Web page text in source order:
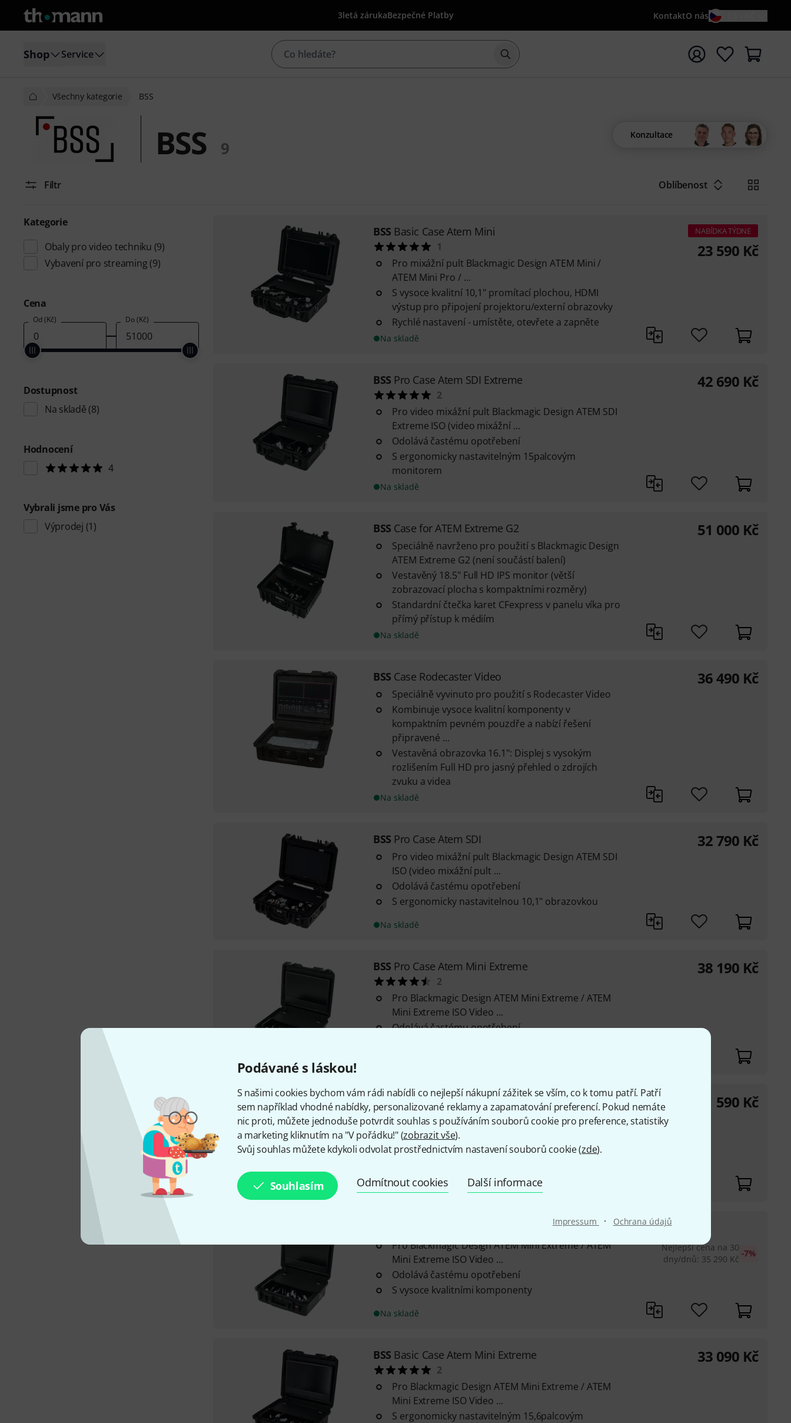
Podávané s láskou!
S našimi cookies bychom vám rádi nabídli co nejlepší nákupní zážitek se vším, co k tomu patří. Patří
sem například vhodné nabídky, personalizované reklamy a zapamatování preferencí. Pokud nemáte
nic proti, můžete jednoduše potvrdit souhlas s používáním souborů cookie pro preference, statistiky
a marketing kliknutím na "V pořádku!" (zobrazit vše).
Svůj souhlas můžete kdykoli odvolat prostřednictvím nastavení souborů cookie (zde).
Souhlasím Odmítnout cookies Další informace
Impressum · Ochrana údajů
3letá zárukaBezpečné Platby KontaktO nás
Shop Service Začít vyhledávání s vyhledávaným výrazem {searchTerm}
Všechny kategorie BSS
BSS 9
Konzultace
Filtr Oblíbenost
Kategorie
Obaly pro video techniku (9)
Vybavení pro streaming (9)
Cena
Od (Kč) Do (Kč)
Dostupnost
Na skladě (8)
Hodnocení
4
Vybrali jsme pro Vás
Výprodej (1)
BSS Basic Case Atem Mini
1
Pro mixážní pult Blackmagic Design ATEM Mini /
ATEM Mini Pro / ...
S vysoce kvalitní 10,1" promítací plochou, HDMI
výstup pro připojení projektoru/externí obrazovky
Rychlé nastavení - umístěte, otevřete a zapněte
Na skladě
NABÍDKA TÝDNE
23 590 Kč
BSS Pro Case Atem SDI Extreme
2
Pro video mixážní pult Blackmagic Design ATEM SDI
Extreme ISO (video mixážní ...
Odolává častému opotřebení
S ergonomicky nastavitelným 15palcovým
monitorem
Na skladě
42 690 Kč
BSS Case for ATEM Extreme G2
Speciálně navrženo pro použití s Blackmagic Design
ATEM Extreme G2 (není součástí balení)
Vestavěný 18.5" Full HD IPS monitor (větší
zobrazovací plocha s kompaktními rozměry)
Standardní čtečka karet CFexpress v panelu víka pro
přímý přístup k médiím
Na skladě
51 000 Kč
BSS Case Rodecaster Video
Speciálně vyvinuto pro použití s Rodecaster Video
Kombinuje vysoce kvalitní komponenty v
kompaktním pevném pouzdře a nabízí řešení
připravené ...
Vestavěná obrazovka 16.1": Displej s vysokým
rozlišením Full HD pro jasný přehled o zdrojích
zvuku a videa
Na skladě
36 490 Kč
BSS Pro Case Atem SDI
Pro video mixážní pult Blackmagic Design ATEM SDI
ISO (video mixážní pult ...
Odolává častému opotřebení
S ergonomicky nastavitelnou 10,1" obrazovkou
Na skladě
32 790 Kč
BSS Pro Case Atem Mini Extreme
2
Pro Blackmagic Design ATEM Mini Extreme / ATEM
Mini Extreme ISO Video ...
Odolává častému opotřebení
38 190 Kč
BSSPro Case Atem Mini
Pro mixážní pult Blackmagic Design ATEM Mini /
ATEM Mini Pro / ...
S vysoce kvalitními komponenty
Naskladnění během 1–2 týdnů
31 590 Kč
Pro Blackmagic Design ATEM Mini Extreme / ATEM
Mini Extreme ISO Video ...
Odolává častému opotřebení
S vysoce kvalitními komponenty
Na skladě
32 790Kč
Nejlepší cena na 30
dny/dnů: 35 290 Kč
-7%
BSS Basic Case Atem Mini Extreme
2
Pro Blackmagic Design ATEM Mini Extreme / ATEM
Mini Extreme ISO Video ...
S ergonomicky nastavitelným 15,6palcovým
33 090 Kč